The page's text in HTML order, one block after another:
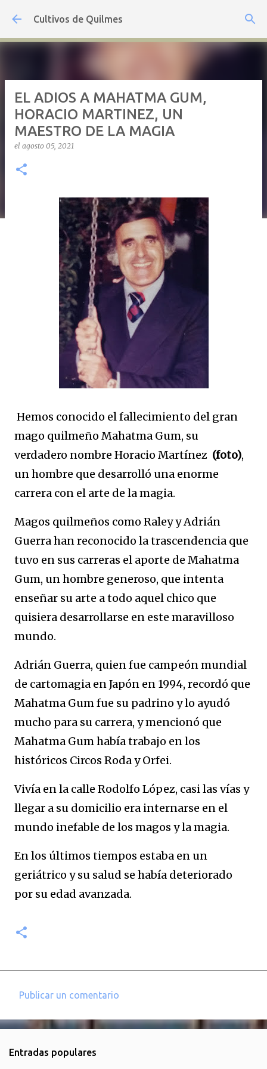
Ir al contenido principal
Cultivos de Quilmes
EL ADIOS A MAHATMA GUM,
HORACIO MARTINEZ, UN
MAESTRO DE LA MAGIA
el agosto 05, 2021
Hemos conocido el fallecimiento del gran
mago quilmeño Mahatma Gum, su
verdadero nombre Horacio Martínez (foto),
un hombre que desarrolló una enorme
carrera con el arte de la magia.
Magos quilmeños como Raley y Adrián
Guerra han reconocido la trascendencia que
tuvo en sus carreras el aporte de Mahatma
Gum, un hombre generoso, que intenta
enseñar su arte a todo aquel chico que
quisiera desarrollarse en este maravilloso
mundo.
Adrián Guerra, quien fue campeón mundial
de cartomagia en Japón en 1994, recordó que
Mahatma Gum fue su padrino y lo ayudó
mucho para su carrera, y mencionó que
Mahatma Gum había trabajo en los
históricos Circos Roda y Orfei.
Vivía en la calle Rodolfo López, casi las vías y
llegar a su domicilio era internarse en el
mundo inefable de los magos y la magia.
En los últimos tiempos estaba en un
geriátrico y su salud se había deteriorado
por su edad avanzada.
o
e
Publicar un comentario
Entradas populares